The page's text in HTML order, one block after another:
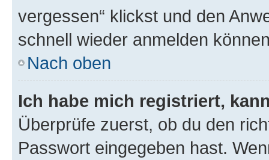
vergessen“ klickst und den
schnell wieder anmelden
Nach oben
Ich habe mich registriert,
Überprüfe zuerst, ob du den
Passwort eingegeben hast.